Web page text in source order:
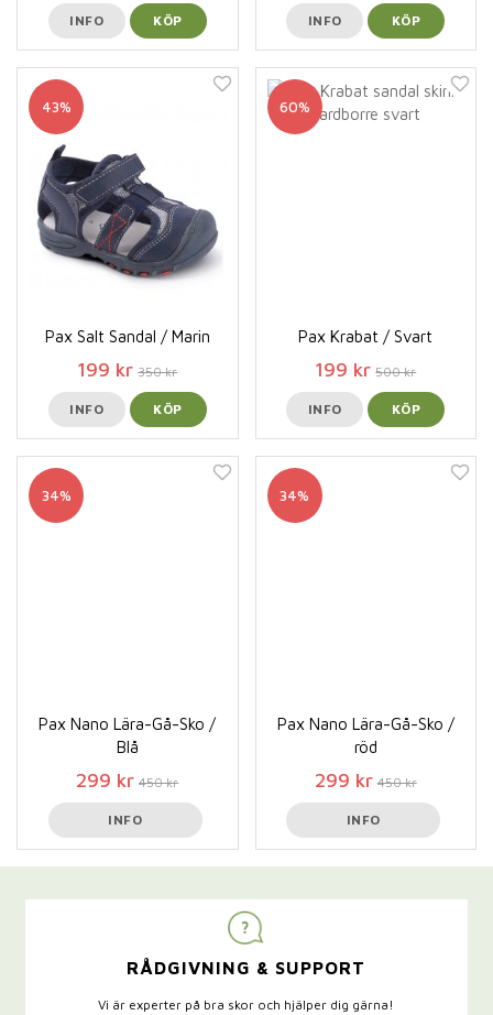
INFO KÖP INFO KÖP
43%
Pax Salt Sandal / Marin
199 kr 350 kr
INFO KÖP
60%
Pax Krabat / Svart
199 kr 500 kr
INFO KÖP
34%
Pax Nano Lära-Gå-Sko /
Blå
299 kr 450 kr
INFO
34%
Pax Nano Lära-Gå-Sko /
röd
299 kr 450 kr
INFO
RÅDGIVNING & SUPPORT
Vi är experter på bra skor och hjälper dig gärna!